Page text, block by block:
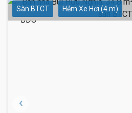
Sàn BTCT Hẻm Xe Hơi (4 m)